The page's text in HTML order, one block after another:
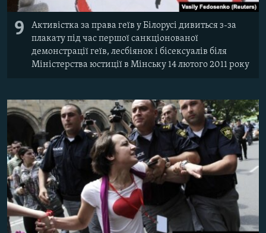
9
Активістка за права геїв у Білорусі дивиться з-за
плакату під час першої санкціонованої
демонстрації геїв, лесбіянок і бісексуалів біля
Міністерства юстиції в Мінську 14 лютого 2011 року